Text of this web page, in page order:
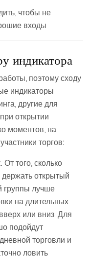
чтобы не
входы
индикатора
поэтому сходу
индикаторы
другие для
открытии
моментов, на
торгов:
От того, сколько
открытый
группы лучше
на длительных
или вниз. Для
подойдут
торговли и
ловить